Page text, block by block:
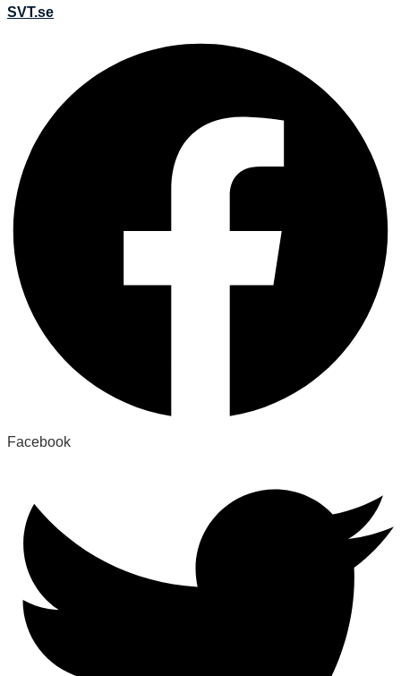
SVT.se
Facebook